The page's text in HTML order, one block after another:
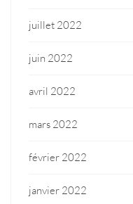
juillet 2022
juin 2022
avril 2022
mars 2022
février 2022
janvier 2022